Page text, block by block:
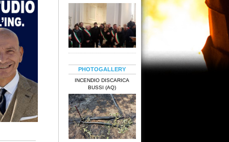
PHOTOGALLERY
INCENDIO DISCARICA
BUSSI (AQ)